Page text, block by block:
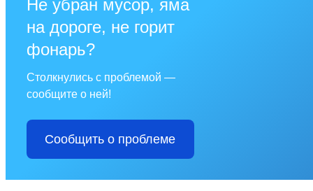
Не убран мусор, яма
на дороге, не горит
фонарь?
Столкнулись с проблемой —
сообщите о ней!
Сообщить о проблеме